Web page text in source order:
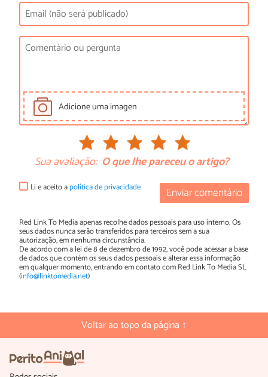
Adicione uma imagen
Sua avaliação: O que lhe pareceu o artigo?
Enviar comentário
Li e aceito apolítica de privacidade
Red Link To Media apenas recolhe dados pessoais para uso interno. Os
seus dados nunca serão transferidos para terceiros sem a sua
autorização, em nenhuma circunstância.
De acordo com a lei de 8 de dezembro de 1992, você pode acessar a base
de dados que contém os seus dados pessoais e alterar essa informação
em qualquer momento, entrando em contato com Red Link To Media SL
(info@linktomedia.net)
Voltar ao topo da página ↑